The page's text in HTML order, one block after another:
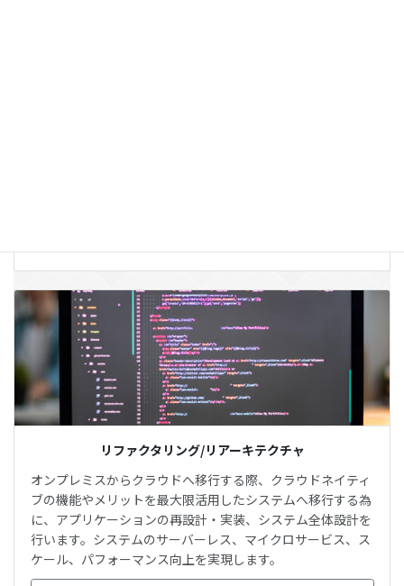
リファクタリング/リアーキテクチャ
オンプレミスからクラウドへ移行する際、クラウドネイティ
ブの機能やメリットを最大限活用したシステムへ移行する為
に、アプリケーションの再設計・実装、システム全体設計を
行います。システムのサーバーレス、マイクロサービス、ス
ケール、パフォーマンス向上を実現します。